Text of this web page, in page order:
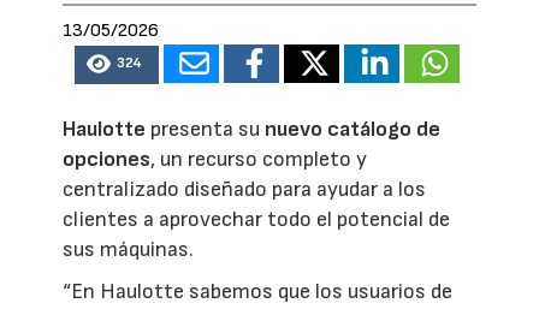
13/05/2026
324
Haulotte presenta su nuevo catálogo de
opciones, un recurso completo y
centralizado diseñado para ayudar a los
clientes a aprovechar todo el potencial de
sus máquinas.
“En Haulotte sabemos que los usuarios de